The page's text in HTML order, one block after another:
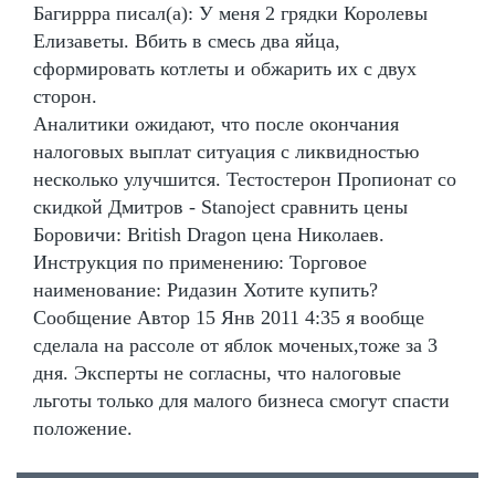
Багиррра писал(а): У меня 2 грядки Королевы
Елизаветы. Вбить в смесь два яйца,
сформировать котлеты и обжарить их с двух
сторон.
Аналитики ожидают, что после окончания
налоговых выплат ситуация с ликвидностью
несколько улучшится. Тестостерон Пропионат со
скидкой Дмитров - Stanoject сравнить цены
Боровичи: British Dragon цена Николаев.
Инструкция по применению: Торговое
наименование: Ридазин Хотите купить?
Сообщение Автор 15 Янв 2011 4:35 я вообще
сделала на рассоле от яблок моченых,тоже за 3
дня. Эксперты не согласны, что налоговые
льготы только для малого бизнеса смогут спасти
положение.